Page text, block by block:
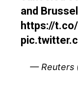
and
https://
— Reuters